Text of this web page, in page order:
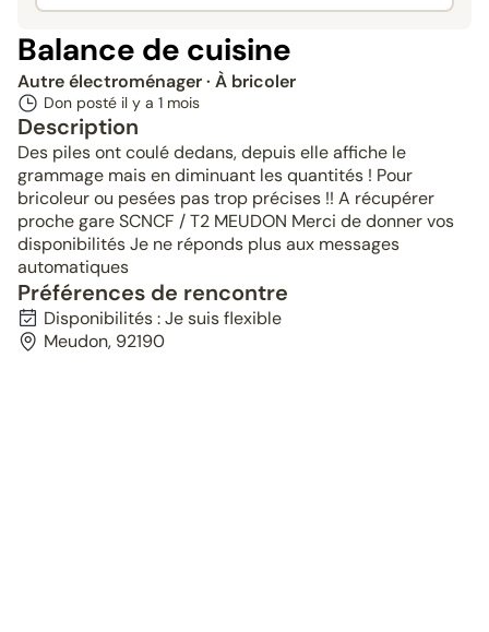
Balance de cuisine
Autre électroménager· À bricoler
Don posté il y a 1 mois
Description
Des piles ont coulé dedans, depuis elle affiche le
grammage mais en diminuant les quantités ! Pour
bricoleur ou pesées pas trop précises !! A récupérer
proche gare SCNCF / T2 MEUDON Merci de donner vos
disponibilités Je ne réponds plus aux messages
automatiques
Préférences de rencontre
Disponibilités : Je suis flexible
Meudon, 92190